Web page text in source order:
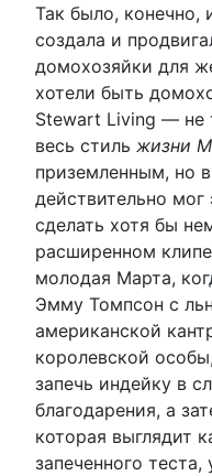
Так было, конечно,
создала и
домохозяйки для
хотели быть
Stewart Living — не
весь стиль жизни
приземленным, но
действительно мог
сделать хотя бы
расширенном
молодая Марта,
Эмму Томпсон с
американской
королевской
запечь индейку в
благодарения, а
которая выглядит
запеченного